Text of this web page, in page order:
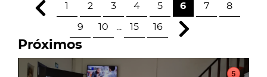
1 2 3 4 5 6 7 8
9 10 15 16
Próximos
page